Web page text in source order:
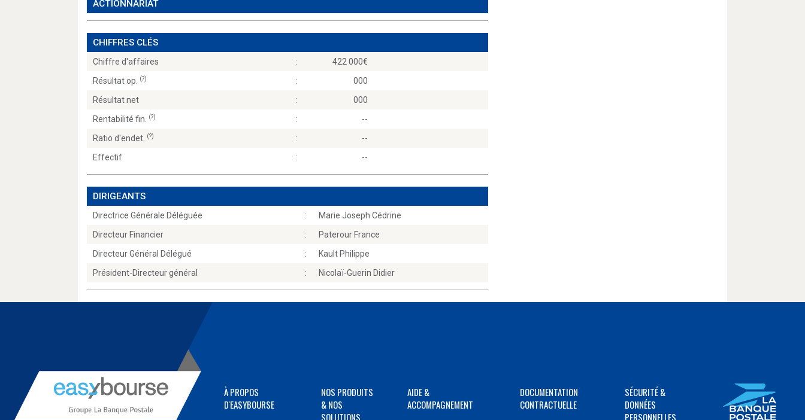
ACTIONNARIAT
CHIFFRES CLÉS
Chiffre d'affaires :
422 000
Résultat op.
(?) :
000
Résultat net
:
000
Rentabilité fin.
(?) :
--
Ratio d'endet. (?) :
--
Effectif
: --
DIRIGEANTS
Directrice Générale Déléguée :
Marie Joseph Cédrine
Directeur Financier
:
Paterour France
Directeur Général Délégué
:
Kault Philippe
Président-Directeur général
: Nicolaï-Guerin Didier
À PROPOS
D'EASYBOURSE
NOS PRODUITS
& NOS
SOLUTIONS
AIDE &
ACCOMPAGNEMENT
DOCUMENTATION
CONTRACTUELLE
SÉCURITÉ &
DONNÉES
PERSONNELLES